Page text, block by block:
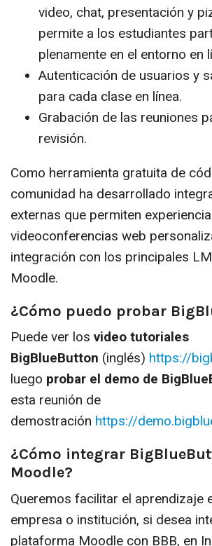
video, chat, presentación y
permite a los estudiantes
plenamente en el entorno en
Autenticación de usuarios y
para cada clase en línea.
Grabación de las reuniones
revisión.
Como herramienta gratuita de
comunidad ha desarrollado
externas que permiten
videoconferencias web
integración con los principales
Moodle.
¿Cómo puedo probar
Puede ver los video tutoriales
BigBlueButton (inglés) https://
luego probar el demo de
esta reunión de
demostración https://
¿Cómo integrar
Moodle?
Queremos facilitar el aprendizaje
empresa o institución, si desea
plataforma Moodle con BBB, en